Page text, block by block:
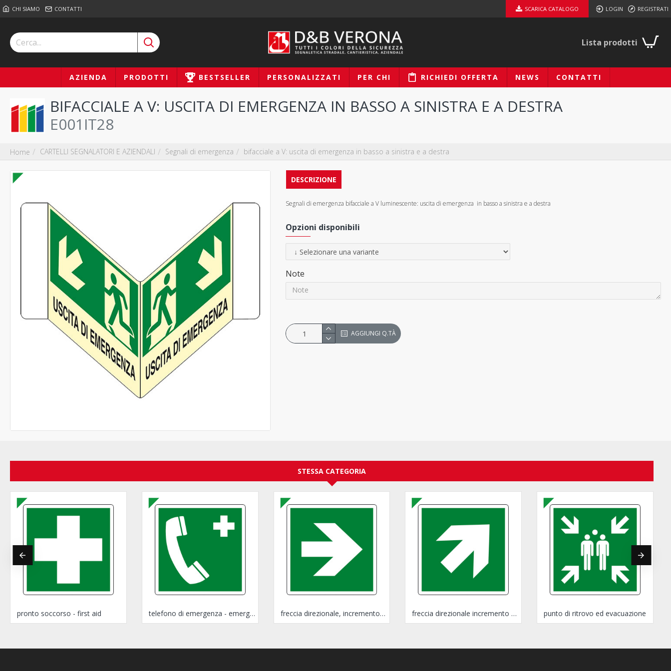
CHI SIAMO CONTATTI SCARICA CATALOGO LOGIN REGISTRATI
Lista prodotti
AZIENDA PRODOTTI BESTSELLER PERSONALIZZATI PER CHI RICHIEDI OFFERTA NEWS CONTATTI
Home CARTELLI SEGNALATORI E AZIENDALI Segnali di emergenza bifacciale a V: uscita di emergenza in basso a sinistra e a destra
BIFACCIALE A V: USCITA DI EMERGENZA IN BASSO A SINISTRA E A DESTRA
E001IT28
DESCRIZIONE
Segnali di emergenza bifacciale a V luminescente: uscita di emergenza in basso a sinistra e a destra
Opzioni disponibili
Note
AGGIUNGI Q.TÀ
STESSA CATEGORIA
pronto soccorso - first aid telefono di emergenza - emergency telephone freccia direzionale, incremento di 90° freccia direzionale incremento 45° punto di ritrovo ed evacuazione